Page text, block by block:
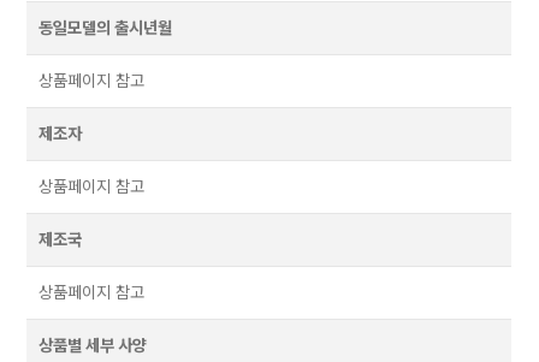
동일모델의 출시년월
상품페이지 참고
제조자
상품페이지 참고
제조국
상품페이지 참고
상품별 세부 사양